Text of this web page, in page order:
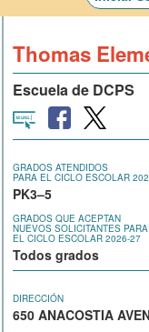
Thomas
Escuela de DCPS
GRADOS ATENDIDOS
PARA EL CICLO ESCOLAR
PK3–5
GRADOS QUE ACEPTAN
NUEVOS SOLICITANTES PARA
EL CICLO ESCOLAR 2026-27
Todos grados
DIRECCIÓN
650 ANACOSTIA